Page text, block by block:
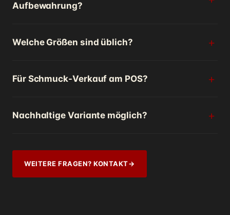
Aufbewahrung?
Welche Größen sind üblich?
Für Schmuck-Verkauf am POS?
Nachhaltige Variante möglich?
WEITERE FRAGEN? KONTAKT→